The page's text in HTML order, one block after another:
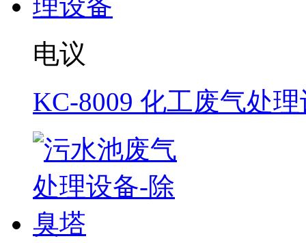
电议
KC-8009 化工废气处